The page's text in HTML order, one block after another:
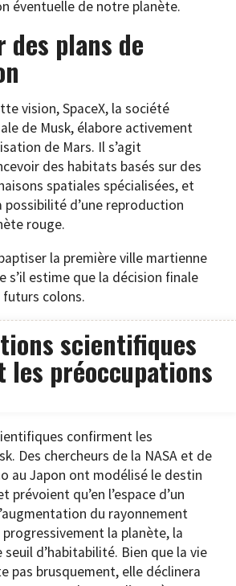
éventuelle de notre planète.
des plans de
vision, SpaceX, la société
de Musk, élabore activement
de Mars. Il s’agit
des habitats basés sur des
spatiales spécialisées, et
possibilité d’une reproduction
rouge.
la première ville martienne
s’il estime que la décision finale
colons.
scientifiques
les préoccupations
confirment les
Des chercheurs de la NASA et de
au Japon ont modélisé le destin
prévoient qu’en l’espace d’un
du rayonnement
la planète, la
d’habitabilité. Bien que la vie
pas brusquement, elle déclinera